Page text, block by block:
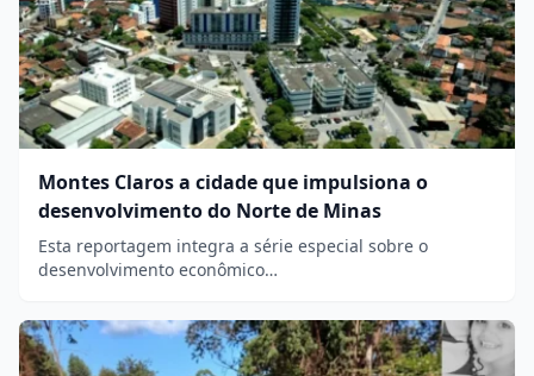
Montes Claros a cidade que impulsiona o
desenvolvimento do Norte de Minas
Esta reportagem integra a série especial sobre o
desenvolvimento econômico…